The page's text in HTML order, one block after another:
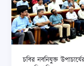
চবির নবনিযুক্ত
সঙ্গে
বিজ্ঞান,
ইঞ্জিনিয়ারিং
মেরিন